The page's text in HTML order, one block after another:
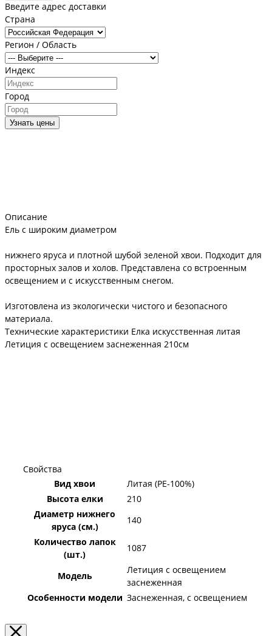
Введите адрес доставки
Страна
Регион / Область
Индекс
Город
Узнать цены
Описание
Ель с широким диаметром
нижнего яруса и плотной шубой зеленой хвои. Подходит для
просторных залов и холов. Представлена со встроенным
освещением и с искусственным снегом.
Изготовлена из экологически чистого и безопасного
материала.
Технические характеристики Елка искусственная литая
Летиция с освещением заснеженная 210см
Свойства
Вид хвои
Литая (PE-100%)
Высота елки
210
Диаметр нижнего
яруса (см.)
140
Количество лапок
(шт.)
1087
Модель
Летиция с освещением
заснеженная
Особенности модели Заснеженная, с освещением